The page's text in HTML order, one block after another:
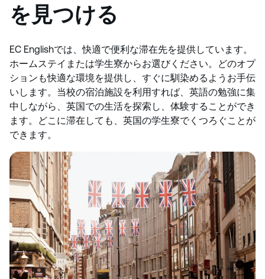
を見つける
EC Englishでは、快適で便利な滞在先を提供しています。
ホームステイまたは学生寮からお選びください。どのオプ
ションも快適な環境を提供し、すぐに馴染めるようお手伝
いします。当校の宿泊施設を利用すれば、英語の勉強に集
中しながら、英国での生活を探索し、体験することができ
ます。どこに滞在しても、英国の学生寮でくつろぐことが
できます。